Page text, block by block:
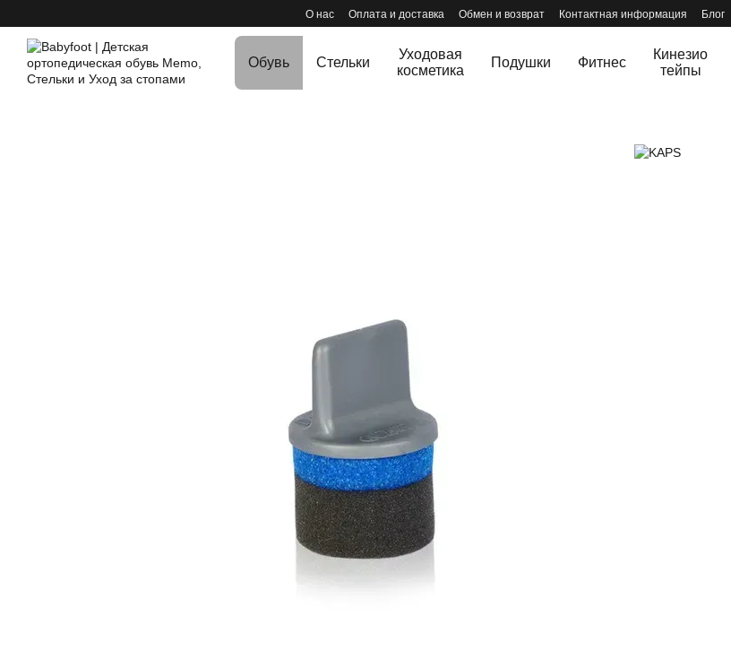
О нас Оплата и доставка Обмен и возврат Контактная информация Блог
Обувь Стельки
Уходовая
косметика
Подушки Фитнес
Кинезио
тейпы